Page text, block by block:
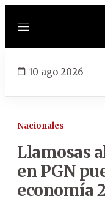
Menú
10 ago 2026
Nacionales
Llamosas
en PGN
economía